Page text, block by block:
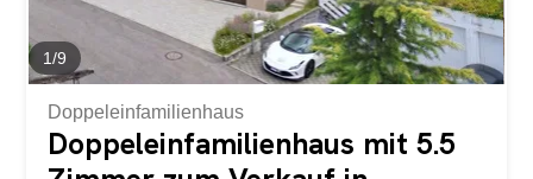
wunderschönes ländliches Naherholungsgebiet im
Emmental. Burgdorf ist in 5 Minuten mit dem...
1/9
Doppeleinfamilienhaus
Doppeleinfamilienhaus mit 5.5